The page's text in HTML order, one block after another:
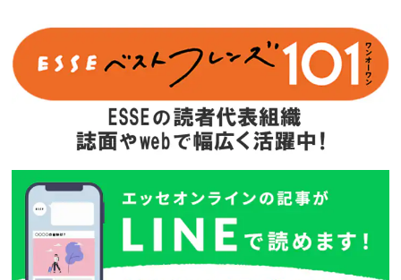
Amazonで購入する
次回予告
年間定期購読
バックナンバー